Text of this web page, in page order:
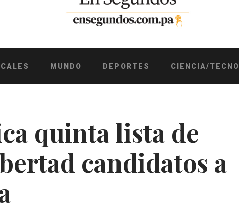
MUNDO DEPORTES CIENCIA/TECNO
quinta lista de
candidatos a